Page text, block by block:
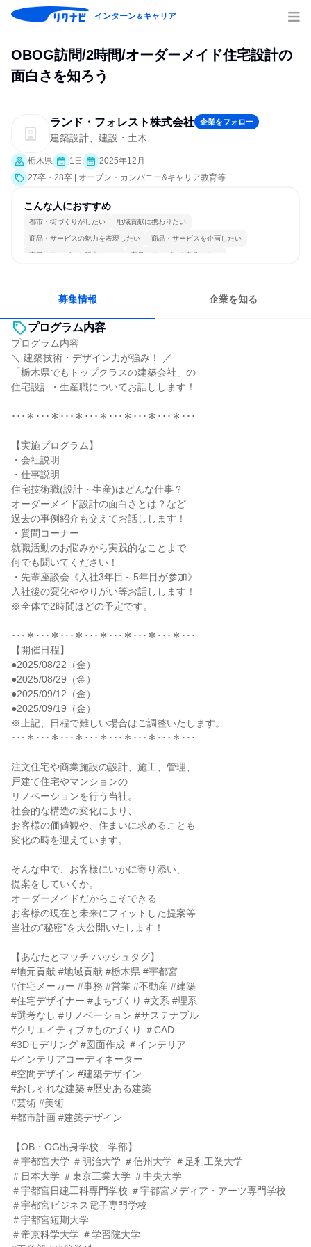
インターン＆キャリア
OBOG訪問/2時間/オーダーメイド住宅設計の
面白さを知ろう
ランド・フォレスト株式会社 企業をフォロー
建築設計、建設・土木
栃木県 1日
2025年12月
27卒・28卒 | オープン・カンパニー&キャリア教育等
こんな人におすすめ
都市・街づくりがしたい 地域貢献に携わりたい
商品・サービスの魅力を表現したい 商品・サービスを企画したい
商品・サービスを販売したい 商品・サービスを製作したい
募集情報 企業を知る
プログラム内容
プログラム内容
＼ 建築技術・デザイン力が強み！ ／
「栃木県でもトップクラスの建築会社」の
住宅設計・生産職についてお話しします！
･･･＊･･･＊･･･＊･･･＊･･･＊･･･＊･･･＊･･･
【実施プログラム】
・会社説明
・仕事説明
住宅技術職(設計・生産)はどんな仕事？
オーダーメイド設計の面白さとは？など
過去の事例紹介も交えてお話しします！
・質問コーナー
就職活動のお悩みから実践的なことまで
何でも聞いてください！
・先輩座談会《入社3年目～5年目が参加》
入社後の変化ややりがい等お話しします！
※全体で2時間ほどの予定です。
･･･＊･･･＊･･･＊･･･＊･･･＊･･･＊･･･＊･･･
【開催日程】
●2025/08/22（金）
●2025/08/29（金）
●2025/09/12（金）
●2025/09/19（金）
※上記、日程で難しい場合はご調整いたします。
･･･＊･･･＊･･･＊･･･＊･･･＊･･･＊･･･＊･･･
注文住宅や商業施設の設計、施工、管理、
戸建て住宅やマンションの
リノベーションを行う当社。
社会的な構造の変化により、
お客様の価値観や、住まいに求めることも
変化の時を迎えています。
そんな中で、お客様にいかに寄り添い、
提案をしていくか。
オーダーメイドだからこそできる
お客様の現在と未来にフィットした提案等
当社の“秘密”を大公開いたします！
【あなたとマッチ ハッシュタグ】
#地元貢献 #地域貢献 #栃木県 #宇都宮
#住宅メーカー #事務 #営業 #不動産 #建築
#住宅デザイナー #まちづくり #文系 #理系
#選考なし #リノベーション #サステナブル
#クリエイティブ #ものづくり ＃CAD
#3Dモデリング #図面作成 ＃インテリア
#インテリアコーディネーター
#空間デザイン #建築デザイン
#おしゃれな建築 #歴史ある建築
#芸術 #美術
#都市計画 #建築デザイン
【OB・OG出身学校、学部】
＃宇都宮大学 ＃明治大学 ＃信州大学 ＃足利工業大学
＃日本大学 ＃東京工業大学 ＃中央大学
＃宇都宮日建工科専門学校 ＃宇都宮メディア・アーツ専門学校
＃宇都宮ビジネス電子専門学校
＃宇都宮短期大学
＃帝京科学大学 ＃学習院大学